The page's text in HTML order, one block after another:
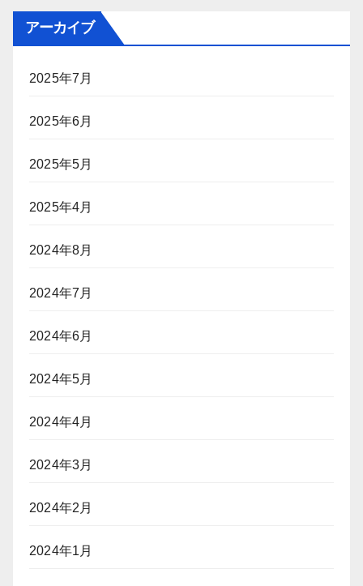
アーカイブ
2025年7月
2025年6月
2025年5月
2025年4月
2024年8月
2024年7月
2024年6月
2024年5月
2024年4月
2024年3月
2024年2月
2024年1月